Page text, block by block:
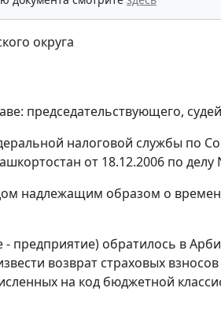
округа
председательствующего,
налоговой службы по
от 18.12.2006 по делу
надлежащим образом о
предприятие) обратилось в
возврат страховых
на код бюджетной